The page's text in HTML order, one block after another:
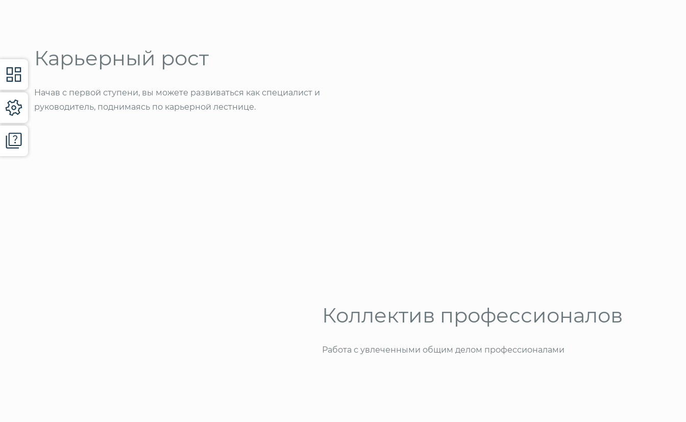
Карьерный рост
Начав с первой ступени, вы можете развиваться как специалист и
руководитель, поднимаясь по карьерной лестнице.
Коллектив профессионалов
Работа с увлеченными общим делом профессионалами